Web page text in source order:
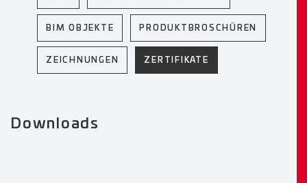
BIM OBJEKTE PRODUKTBROSCHÜREN
ZEICHNUNGEN ZERTIFIKATE
Downloads